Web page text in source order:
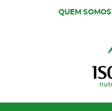
QUEM SOMOS